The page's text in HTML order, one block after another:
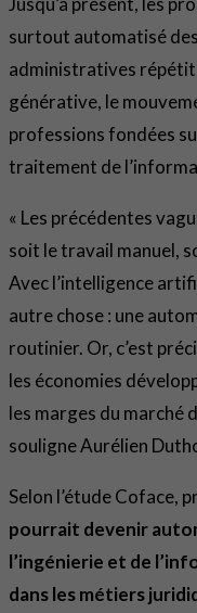
surtout automatisé
administratives
générative, le
professions fondées
traitement de
« Les précédentes
soit le travail manuel,
Avec l’intelligence
autre chose : une
routinier. Or, c’est
les économies
les marges du marché
souligne Aurélien
Selon l’étude Coface,
pourrait devenir
l’ingénierie et de
dans les métiers